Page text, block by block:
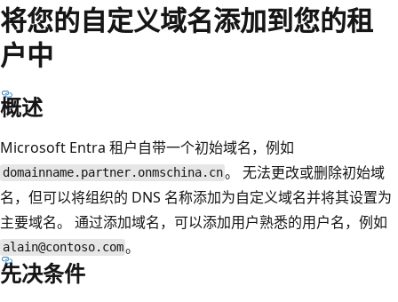
将您的自定义域名添加到您的租
户中
概述
Microsoft Entra 租户自带一个初始域名，例如
domainname.partner.onmschina.cn。 无法更改或删除初始域
名，但可以将组织的 DNS 名称添加为自定义域名并将其设置为
主要域名。 通过添加域名，可以添加用户熟悉的用户名，例如
alain@contoso.com。
先决条件